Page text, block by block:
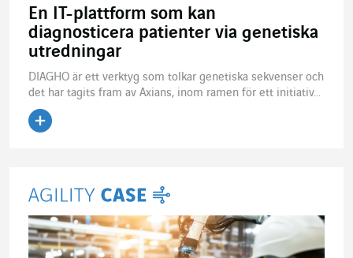
En IT-plattform som kan
diagnosticera patienter via genetiska
utredningar
DIAGHO är ett verktyg som tolkar genetiska sekvenser och
det har tagits fram av Axians, inom ramen för ett initiativ...